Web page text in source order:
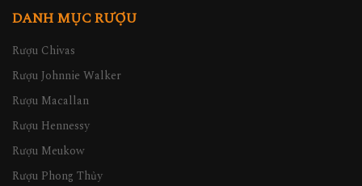
DANH MỤC RƯỢU
Rượu Chivas
Rượu Johnnie Walker
Rượu Macallan
Rượu Hennessy
Rượu Meukow
Rượu Phong Thủy